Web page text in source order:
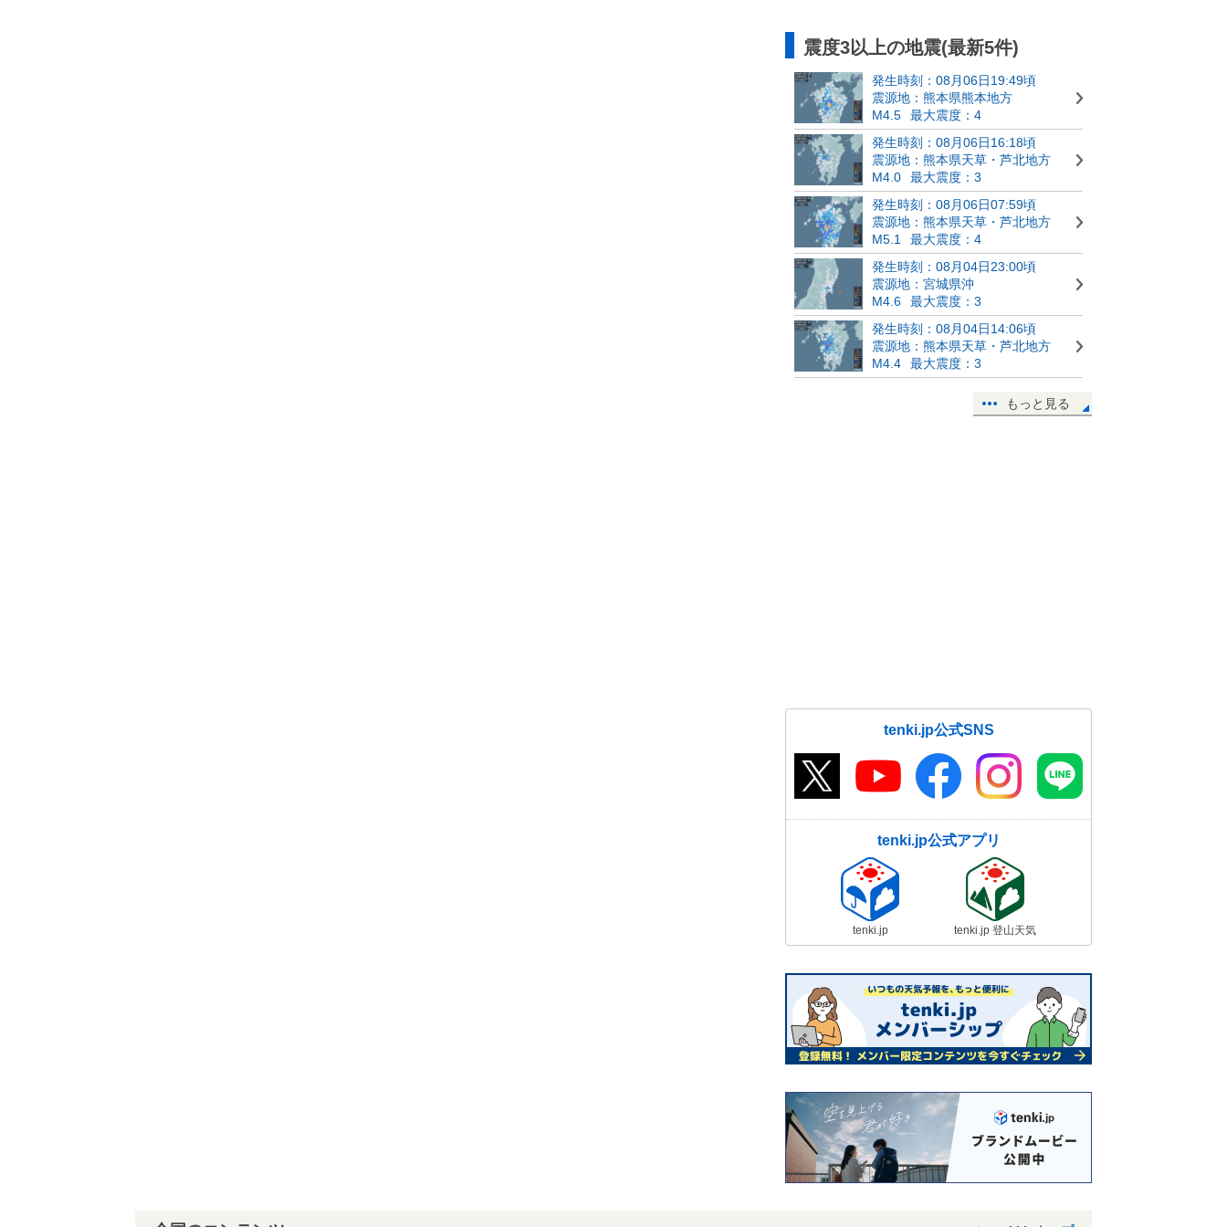
震度3以上の地震(最新5件)
発生時刻：08月06日19:49頃
震源地：熊本県熊本地方
M4.5
最大震度：4
発生時刻：08月06日16:18頃
震源地：熊本県天草・芦北地方
M4.0
最大震度：3
発生時刻：08月06日07:59頃
震源地：熊本県天草・芦北地方
M5.1
最大震度：4
発生時刻：08月04日23:00頃
震源地：宮城県沖
M4.6
最大震度：3
発生時刻：08月04日14:06頃
震源地：熊本県天草・芦北地方
M4.4
最大震度：3
もっと見る
tenki.jp公式SNS
tenki.jp公式アプリ
tenki.jp tenki.jp 登山天気